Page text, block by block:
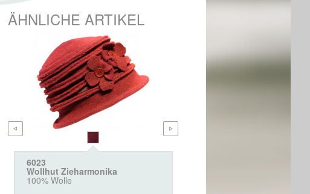
ÄHNLICHE ARTIKEL
6023
Wollhut Zieharmonika
100% Wolle